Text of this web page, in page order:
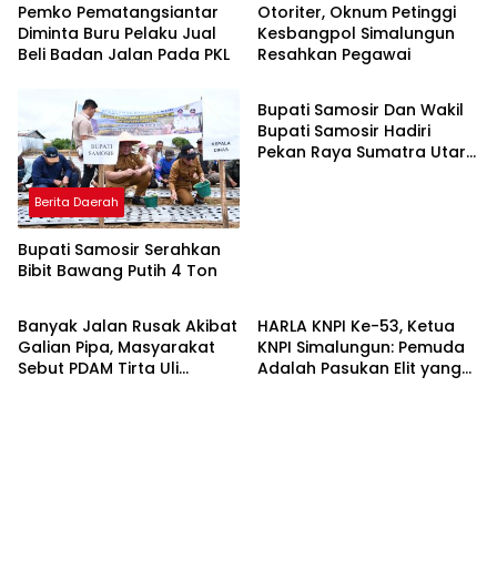
Pemko Pematangsiantar
Diminta Buru Pelaku Jual
Beli Badan Jalan Pada PKL
Otoriter, Oknum Petinggi
Kesbangpol Simalungun
Resahkan Pegawai
Berita Daerah
Bupati Samosir Serahkan
Bibit Bawang Putih 4 Ton
Berita Daerah
Bupati Samosir Dan Wakil
Bupati Samosir Hadiri
Pekan Raya Sumatra Utara
Berita Daerah
Banyak Jalan Rusak Akibat
Galian Pipa, Masyarakat
Sebut PDAM Tirta Uli
HARLA KNPI Ke-53, Ketua
KNPI Simalungun: Pemuda
Adalah Pasukan Elit yang